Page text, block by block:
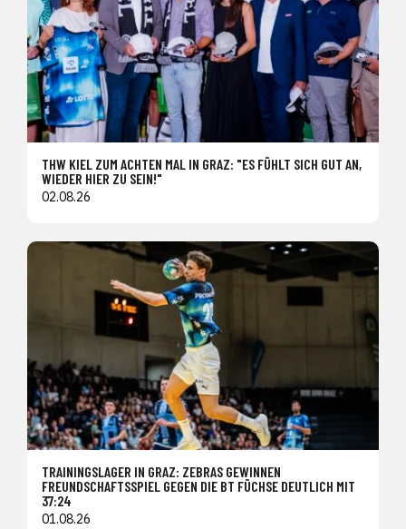
THW KIEL ZUM ACHTEN MAL IN GRAZ: "ES FÜHLT SICH GUT AN,
WIEDER HIER ZU SEIN!"
02.08.26
TRAININGSLAGER IN GRAZ: ZEBRAS GEWINNEN
FREUNDSCHAFTSSPIEL GEGEN DIE BT FÜCHSE DEUTLICH MIT
37:24
01.08.26